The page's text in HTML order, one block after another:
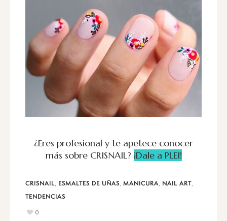
¿Eres profesional y te apetece conocer
más sobre CRISNAIL? ¡Dale a PLEI!
CRISNAIL, ESMALTES DE UÑAS, MANICURA, NAIL ART,
TENDENCIAS
0